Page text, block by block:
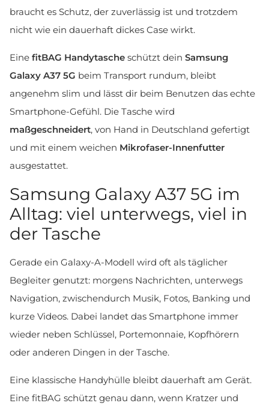
braucht es Schutz, der zuverlässig ist und trotzdem
nicht wie ein dauerhaft dickes Case wirkt.
Eine fitBAG Handytasche schützt dein Samsung
Galaxy A37 5G beim Transport rundum, bleibt
angenehm slim und lässt dir beim Benutzen das echte
Smartphone-Gefühl. Die Tasche wird
maßgeschneidert, von Hand in Deutschland gefertigt
und mit einem weichen Mikrofaser-Innenfutter
ausgestattet.
Samsung Galaxy A37 5G im
Alltag: viel unterwegs, viel in
der Tasche
Gerade ein Galaxy-A-Modell wird oft als täglicher
Begleiter genutzt: morgens Nachrichten, unterwegs
Navigation, zwischendurch Musik, Fotos, Banking und
kurze Videos. Dabei landet das Smartphone immer
wieder neben Schlüssel, Portemonnaie, Kopfhörern
oder anderen Dingen in der Tasche.
Eine klassische Handyhülle bleibt dauerhaft am Gerät.
Eine fitBAG schützt genau dann, wenn Kratzer und